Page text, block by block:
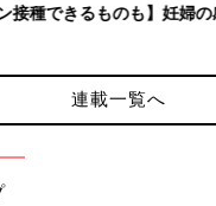
るものも】妊婦の感染症
連載一覧へ